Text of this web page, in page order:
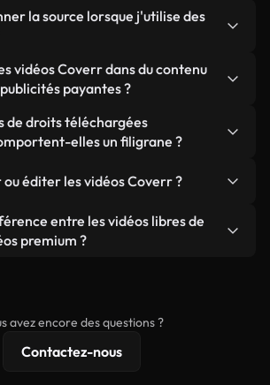
qualité élevée tout en
de chargement et en
comme le LCP.
créer une instantanément avec
Il vous suffit de décrire la scène,
en quelques secondes une vidéo
à nos normes de licence.
la source lorsque j'utilise des
n'est requise. Toutes les vidéos
sont libres de droits et
toujours apprécié.
vidéos Coverr dans du contenu
payantes ?
vidéo de Coverr peuvent
des vidéos YouTube monétisées,
à condition de ne pas revendre
de droits téléchargées
elles un filigrane ?
générées par IA, ne comporte de
des images nettes et
éditer les vidéos Coverr ?
librement découper, recadrer ou
Assurez-vous simplement que
entre les vidéos libres de
premium ?
des protections de licence
avez encore des questions ?
Contactez-nous